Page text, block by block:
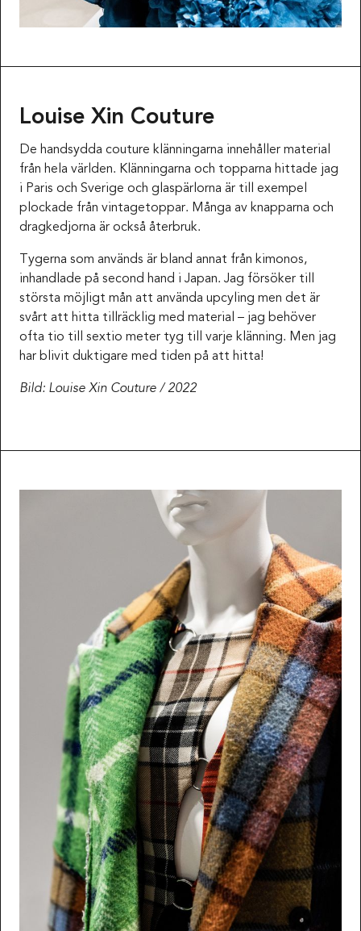
Louise Xin Couture
De handsydda couture klänningarna innehåller material
från hela världen. Klänningarna och topparna hittade jag
i Paris och Sverige och glaspärlorna är till exempel
plockade från vintagetoppar. Många av knapparna och
dragkedjorna är också återbruk.
Tygerna som används är bland annat från kimonos,
inhandlade på second hand i Japan. Jag försöker till
största möjligt mån att använda upcyling men det är
svårt att hitta tillräcklig med material – jag behöver
ofta tio till sextio meter tyg till varje klänning. Men jag
har blivit duktigare med tiden på att hitta!
Bild: Louise Xin Couture / 2022